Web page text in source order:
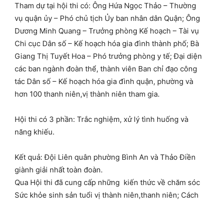
Tham dự tại hội thi có: Ông Hứa Ngọc Thảo – Thường
vụ quận ủy – Phó chủ tịch Ủy ban nhân dân Quận; Ông
Dương Minh Quang – Trưởng phòng Kế hoạch – Tài vụ
Chi cục Dân số – Kế hoạch hóa gia đình thành phố; Bà
Giang Thị Tuyết Hoa – Phó trưởng phòng y tế; Đại diện
các ban ngành đoàn thể, thành viên Ban chỉ đạo công
tác Dân số – Kế hoạch hóa gia đình quận, phường và
hơn 100 thanh niên,vị thành niên tham gia.
Hội thi có 3 phần: Trắc nghiệm, xử lý tình huống và
năng khiếu.
Kết quả: Đội Liên quân phường Bình An và Thảo Điền
giành giải nhất toàn đoàn.
Qua Hội thi đã cung cấp những kiến thức về chăm sóc
Sức khỏe sinh sản tuổi vị thành niên,thanh niên; Cách